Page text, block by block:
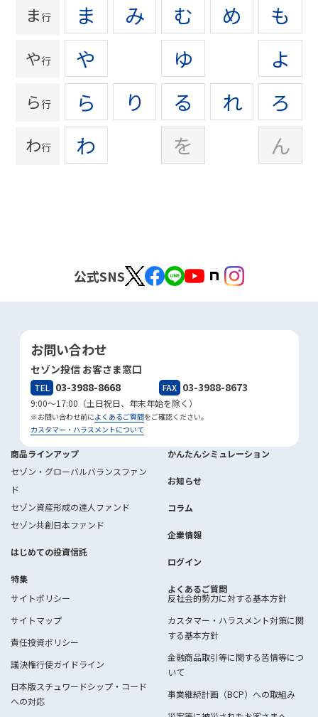
ま行 ま み む め も
や行 や ゆ よ
ら行 ら り る れ ろ
わ行 わ を ん
公式SNS
お問い合わせ
セゾン投信 お客さま窓口
TEL 03-3988-8668 FAX 03-3988-8673
9:00～17:00（土日祝日、年末年始を除く）
※お問い合わせ前によくあるご質問をご確認ください。
カスタマー・ハラスメントについて
商品ラインアップ
セゾン・グローバルバランスファン
ド
セゾン資産形成の達人ファンド
セゾン共創日本ファンド
はじめての投資信託
特集
かんたんシミュレーション
お知らせ
コラム
企業情報
ログイン
よくあるご質問
サイトポリシー
サイトマップ
責任投資ポリシー
議決権行使ガイドライン
日本版スチュワードシップ・コード
への対応
反社会的勢力に対する基本方針
カスタマー・ハラスメント対策に関
する基本方針
金融商品取引等に関する苦情等につ
いて
事業継続計画（BCP）への取組み